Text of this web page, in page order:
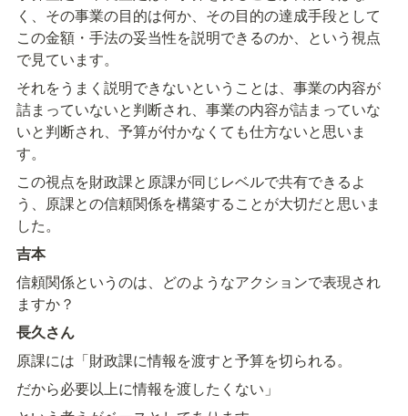
く、その事業の目的は何か、その目的の達成手段として
この金額・手法の妥当性を説明できるのか、という視点
で見ています。
それをうまく説明できないということは、事業の内容が
詰まっていないと判断され、事業の内容が詰まっていな
いと判断され、予算が付かなくても仕方ないと思いま
す。
この視点を財政課と原課が同じレベルで共有できるよ
う、原課との信頼関係を構築することが大切だと思いま
した。
吉本
信頼関係というのは、どのようなアクションで表現され
ますか？
長久さん
原課には「財政課に情報を渡すと予算を切られる。
だから必要以上に情報を渡したくない」